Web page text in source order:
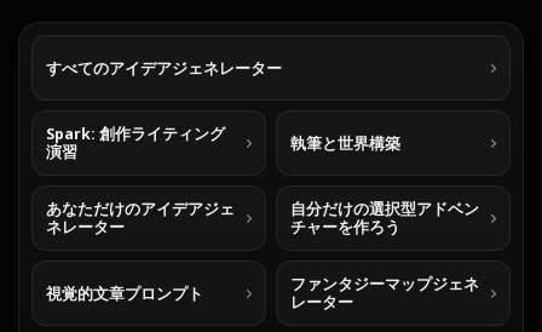
すべてのアイデアジェネレーター
Spark: 創作ライティング
演習
執筆と世界構築
あなただけのアイデアジェ
ネレーター
自分だけの選択型アドベン
チャーを作ろう
視覚的文章プロンプト
ファンタジーマップジェネ
レーター